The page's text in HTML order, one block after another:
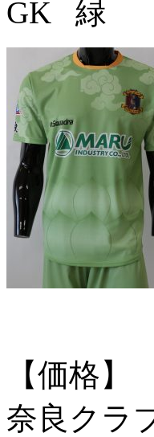
GK 緑 （
【価格】
奈良クラ